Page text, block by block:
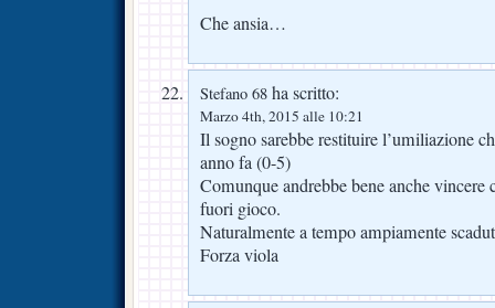
Che ansia…
Stefano 68 ha scritto:
Marzo 4th, 2015 alle 10:21
Il sogno sarebbe restituire l’umiliazione
anno fa (0-5)
Comunque andrebbe bene anche
fuori gioco.
Naturalmente a tempo ampiamente
Forza viola